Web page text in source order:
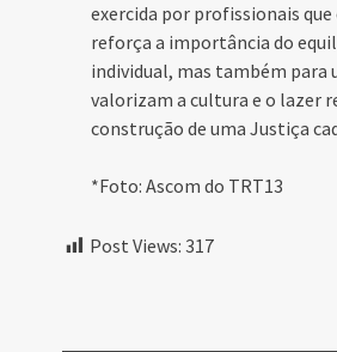
exercida por profissionais
reforça a importância do
individual, mas também para
valorizam a cultura e o lazer
construção de uma Justiça
*Foto: Ascom do TRT13
Post Views: 317